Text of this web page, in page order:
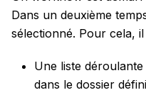
Dans un deuxième
sélectionné. Pour cela,
Une liste
dans le dossier